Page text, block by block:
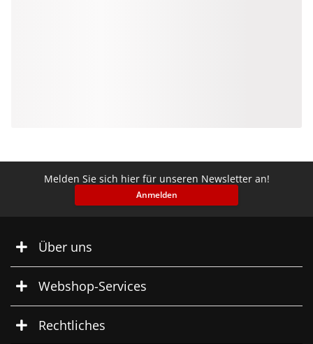
Melden Sie sich hier für unseren Newsletter an!
Anmelden
Über uns
Webshop-Services
Rechtliches